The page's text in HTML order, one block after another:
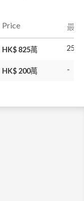
Price 最
HK$ 825萬 25/
HK$ 200萬 -